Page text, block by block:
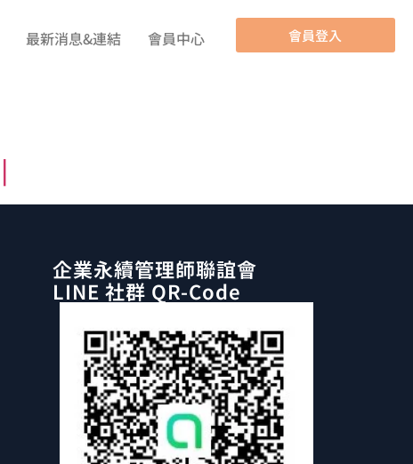
最新消息&連結 會員中心 會員登入
企業永續管理師聯誼會
LINE 社群 QR-Code